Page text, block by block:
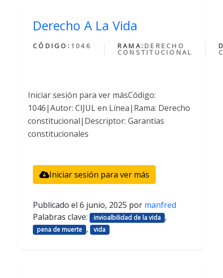
Derecho A La Vida
CÓDIGO: 1046 RAMA: DERECHO
CONSTITUCIONAL
Iniciar sesión para ver másCódigo:
1046|Autor: CIJUL en Línea|Rama: Derecho
constitucional|Descriptor: Garantías
constitucionales
Iniciar sesión para ver más
Publicado el 6 junio, 2025 por manfred
Palabras clave:
invioalbilidad de la vida ,
pena de muerte , vida